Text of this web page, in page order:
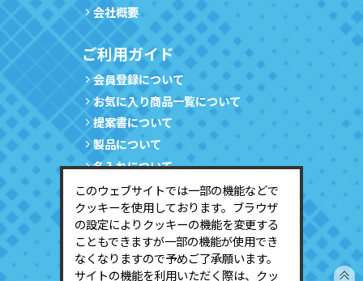
会社概要
ご利用ガイド
会員登録について
お気に入り商品一覧について
提案書について
製品について
名入れについて
サンプルについて
会員情報の確認・変更について
会員登録の停止について
サービスのご利用
このウェブサイトでは一部の機能などで
クッキーを使用しております。ブラウザ
の設定によりクッキーの機能を変更する
こともできますが一部の機能が使用でき
なくなりますので予めご了承願います。
サイトの機能を利用いただく際は、クッ